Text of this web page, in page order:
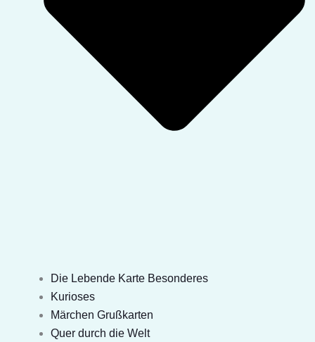
Die Lebende Karte Besonderes
Kurioses
Märchen Grußkarten
Quer durch die Welt